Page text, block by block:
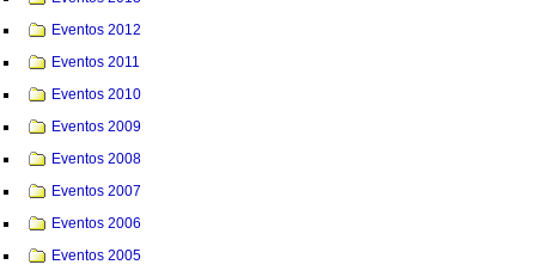
Eventos 2012
Eventos 2011
Eventos 2010
Eventos 2009
Eventos 2008
Eventos 2007
Eventos 2006
Eventos 2005